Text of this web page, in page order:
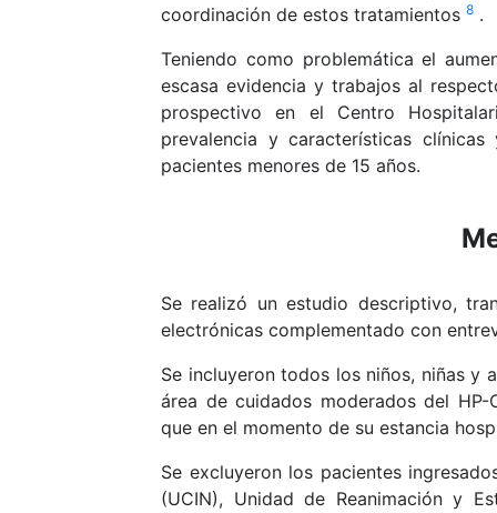
coordinación de estos tratamientos 8 .
Teniendo como problemática el
escasa evidencia y trabajos al
prospectivo en el Centro
prevalencia y características
pacientes menores de 15 años.
Se realizó un estudio descriptivo,
electrónicas complementado con
Se incluyeron todos los niños, niñas y
área de cuidados moderados del
que en el momento de su estancia
Se excluyeron los pacientes
(UCIN), Unidad de Reanimación y